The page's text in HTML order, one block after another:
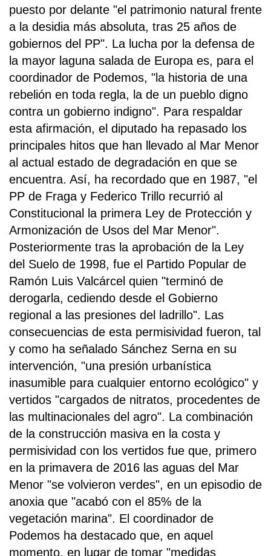
puesto por delante "el patrimonio natural frente
a la desidia más absoluta, tras 25 años de
gobiernos del PP". La lucha por la defensa de
la mayor laguna salada de Europa es, para el
coordinador de Podemos, "la historia de una
rebelión en toda regla, la de un pueblo digno
contra un gobierno indigno". Para respaldar
esta afirmación, el diputado ha repasado los
principales hitos que han llevado al Mar Menor
al actual estado de degradación en que se
encuentra. Así, ha recordado que en 1987, "el
PP de Fraga y Federico Trillo recurrió al
Constitucional la primera Ley de Protección y
Armonización de Usos del Mar Menor".
Posteriormente tras la aprobación de la Ley
del Suelo de 1998, fue el Partido Popular de
Ramón Luis Valcárcel quien "terminó de
derogarla, cediendo desde el Gobierno
regional a las presiones del ladrillo". Las
consecuencias de esta permisividad fueron, tal
y como ha señalado Sánchez Serna en su
intervención, "una presión urbanística
inasumible para cualquier entorno ecológico" y
vertidos "cargados de nitratos, procedentes de
las multinacionales del agro". La combinación
de la construcción masiva en la costa y
permisividad con los vertidos fue que, primero
en la primavera de 2016 las aguas del Mar
Menor "se volvieron verdes", en un episodio de
anoxia que "acabó con el 85% de la
vegetación marina". El coordinador de
Podemos ha destacado que, en aquel
momento, en lugar de tomar "medidas